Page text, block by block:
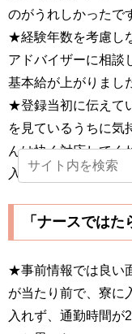
のがうれしかったで
★経験年数を考慮し
アドバイザーに相談
基本給が上がりまし
★登録当初に伝えて
を見ているうちに気
んは快く対応してく
入職できました。
「ナースでは
★事前情報では良い
が当たり前で、寮に
入れず、通勤時間が